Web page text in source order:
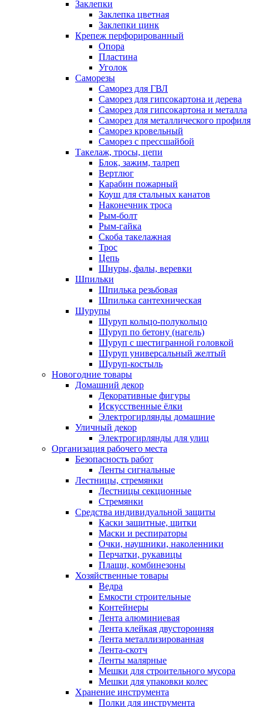
Заклепки
Заклепка цветная
Заклепки цинк
Крепеж перфорированный
Опора
Пластина
Уголок
Саморезы
Саморез для ГВЛ
Саморез для гипсокартона и дерева
Саморез для гипсокартона и металла
Саморез для металлического профиля
Саморез кровельный
Саморез с прессшайбой
Такелаж, тросы, цепи
Блок, зажим, талреп
Вертлюг
Карабин пожарный
Коуш для стальных канатов
Наконечник троса
Рым-болт
Рым-гайка
Скоба такелажная
Трос
Цепь
Шнуры, фалы, веревки
Шпильки
Шпилька резьбовая
Шпилька сантехническая
Шурупы
Шуруп кольцо-полукольцо
Шуруп по бетону (нагель)
Шуруп с шестигранной головкой
Шуруп универсальный желтый
Шуруп-костыль
Новогодние товары
Домашний декор
Декоративные фигуры
Искусственные ёлки
Электрогирлянды домашние
Уличный декор
Электрогирлянды для улиц
Организация рабочего места
Безопасность работ
Ленты сигнальные
Лестницы, стремянки
Лестницы секционные
Стремянки
Средства индивидуальной защиты
Каски защитные, щитки
Маски и респираторы
Очки, наушники, наколенники
Перчатки, рукавицы
Плащи, комбинезоны
Хозяйственные товары
Ведра
Емкости строительные
Контейнеры
Лента алюминиевая
Лента клейкая двусторонняя
Лента металлизированная
Лента-скотч
Ленты малярные
Мешки для строительного мусора
Мешки для упаковки колес
Хранение инструмента
Полки для инструмента